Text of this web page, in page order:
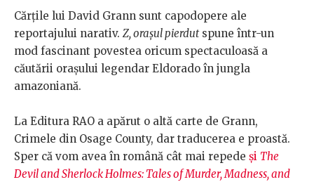
Cărțile lui David Grann sunt capodopere ale
reportajului narativ. Z, orașul pierdutspune într-un
mod fascinant povestea oricum spectaculoasă a
căutării orașului legendar Eldorado în jungla
amazoniană.
La Editura RAO a apărut o altă carte de Grann,
Crimele din Osage County, dar traducerea e proastă.
Sper că vom avea în română cât mai repede și The
Devil and Sherlock Holmes: Tales of Murder, Madness, and